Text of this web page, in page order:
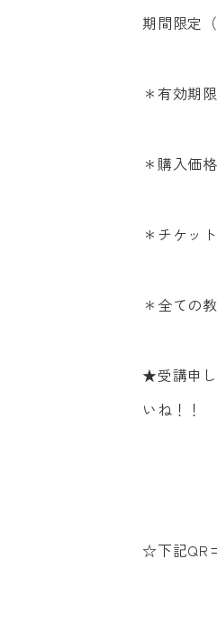
ホーム
スタ
期間限定
＊有効期
＊購入価
＊チケッ
＊全ての
★受講申し
いね！！
☆下記QR